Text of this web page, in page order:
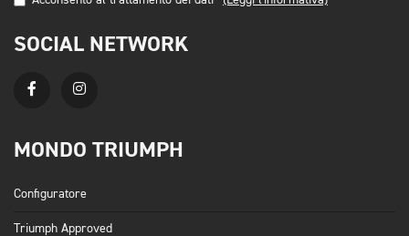
SOCIAL NETWORK
MONDO TRIUMPH
Configuratore
Triumph Approved